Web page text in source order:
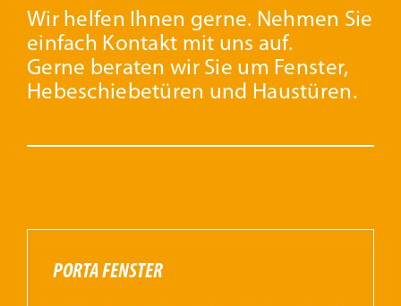
Wir helfen Ihnen gerne. Nehmen Sie
einfach Kontakt mit uns auf.
Gerne beraten wir Sie um Fenster,
Hebeschiebetüren und Haustüren.
PORTA FENSTER